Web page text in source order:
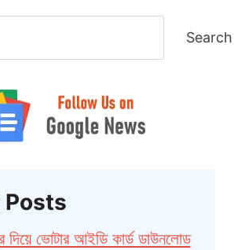
Search
Posts
দিয়ে ভোটার আইডি কার্ড ডাউনলোড